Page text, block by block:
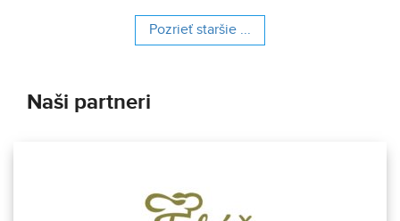
Pozrieť staršie ...
Naši partneri